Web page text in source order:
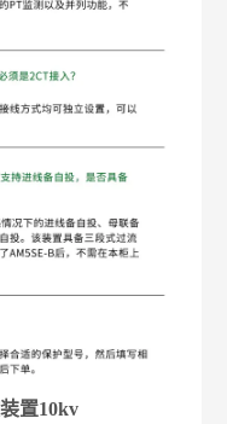
置10kv